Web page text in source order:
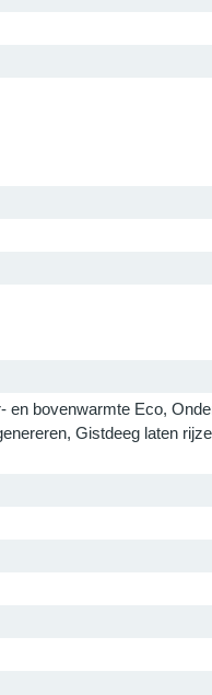
en bovenwarmte Eco,
Gistdeeg laten